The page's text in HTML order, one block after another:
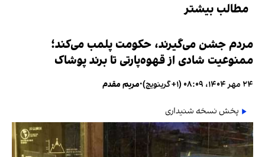
مطالب بیشتر
مردم جشن می‌گیرند، حکومت پلمب می‌کند؛
ممنوعیت شادی از قهوه‌پارتی تا برند پوشاک
۲۴ مهر ۱۴۰۴، ۰۸:۰۹ (‎+۱ گرینویچ) •مریم مقدم
پخش نسخه شنیداری